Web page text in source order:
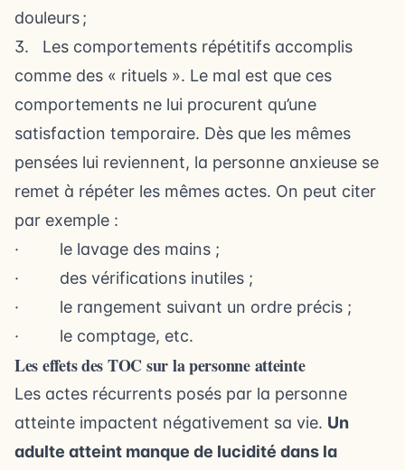
douleurs ;
3. Les comportements répétitifs accomplis
comme des « rituels ». Le mal est que ces
comportements ne lui procurent qu’une
satisfaction temporaire. Dès que les mêmes
pensées lui reviennent, la personne anxieuse se
remet à répéter les mêmes actes. On peut citer
par exemple :
· le lavage des mains ;
· des vérifications inutiles ;
· le rangement suivant un ordre précis ;
· le comptage, etc.
Les effets des TOC sur la personne atteinte
Les actes récurrents posés par la personne
atteinte impactent négativement sa vie. Un
adulte atteint manque de lucidité dans la